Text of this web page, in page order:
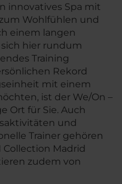
innovatives Spa mit
Wohlfühlen und
einem langen
hier rundum
Training
Rekord
mit einem
ist der We/On –
Ort für Sie. Auch
und
Trainer gehören
Collection Madrid
zudem von